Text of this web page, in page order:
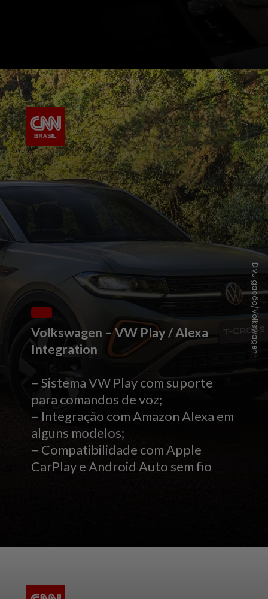
Volkswagen –VW Play / Alexa
Integration
– Sistema VW Play com suporte
para comandos de voz;
– Integração com Amazon Alexa em
alguns modelos;
– Compatibilidade com Apple
CarPlay e Android Auto sem fio
Divulgação/Volkswagen